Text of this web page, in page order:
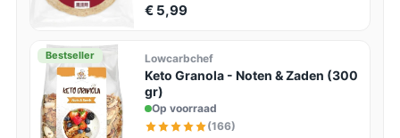
€ 5,99
Bestseller Lowcarbchef
Keto Granola - Noten & Zaden (300
gr)
Op voorraad
(166)